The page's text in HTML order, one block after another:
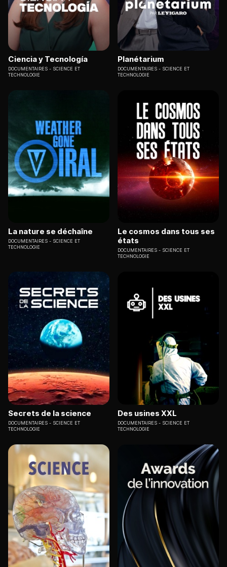
Ciencia y Tecnología
DOCUMENTAIRES
SCIENCE ET
TECHNOLOGIE
Planétarium
DOCUMENTAIRES
SCIENCE ET
TECHNOLOGIE
La nature se déchaîne
DOCUMENTAIRES
SCIENCE ET
TECHNOLOGIE
Le cosmos dans tous ses
états
DOCUMENTAIRES
SCIENCE ET
TECHNOLOGIE
Secrets de la science
DOCUMENTAIRES
SCIENCE ET
TECHNOLOGIE
Des usines XXL
DOCUMENTAIRES
SCIENCE ET
TECHNOLOGIE